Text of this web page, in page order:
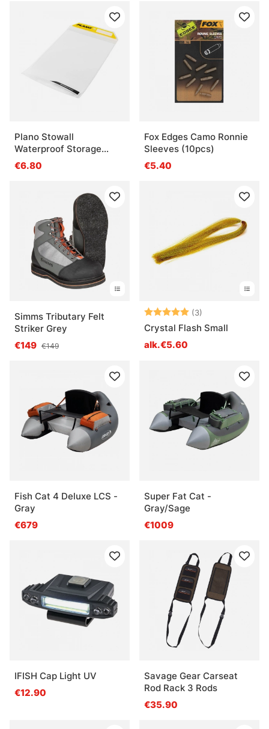
Plano Stowall
Waterproof Storage
3600
€6.80
Fox Edges Camo Ronnie
Sleeves (10pcs)
€5.40
Simms Tributary Felt
Striker Grey
€149 €149
Arvio: (3)
Crystal Flash Small
alk.€5.60
Fish Cat 4 Deluxe LCS -
Gray
€679
Super Fat Cat -
Gray/Sage
€1009
IFISH Cap Light UV
€12.90
Savage Gear Carseat
Rod Rack 3 Rods
€35.90